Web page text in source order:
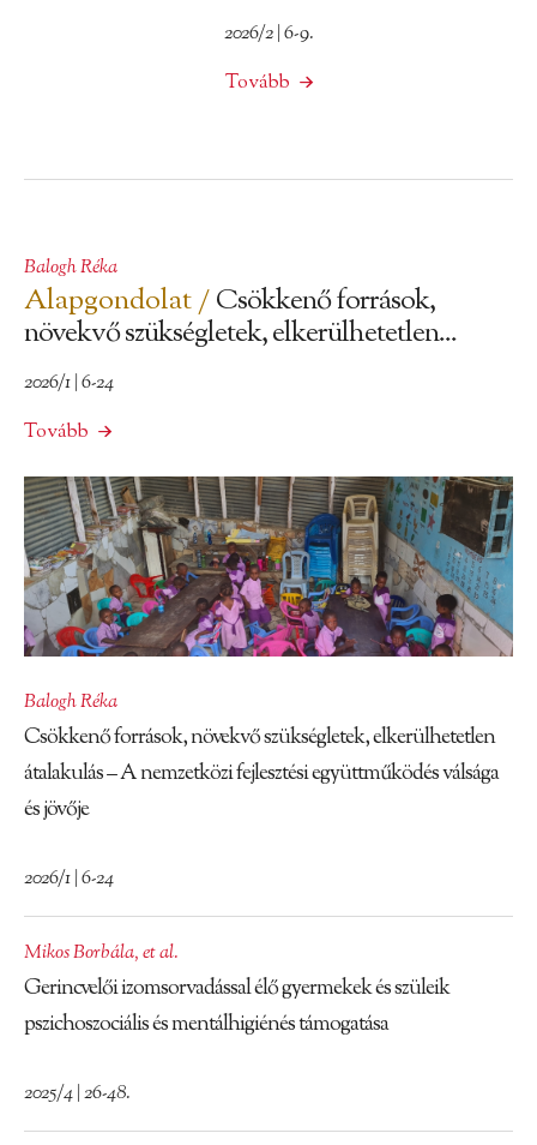
2026/2 | 6-9.
Tovább
Balogh Réka
Alapgondolat /Csökkenő források,
növekvő szükségletek, elkerülhetetlen...
2026/1 | 6-24
Tovább
Balogh Réka
Csökkenő források, növekvő szükségletek, elkerülhetetlen
átalakulás – A nemzetközi fejlesztési együttműködés válsága
és jövője
2026/1 | 6-24
Mikos Borbála,et al.
Gerincvelői izomsorvadással élő gyermekek és szüleik
pszichoszociális és mentálhigiénés támogatása
2025/4 | 26-48.